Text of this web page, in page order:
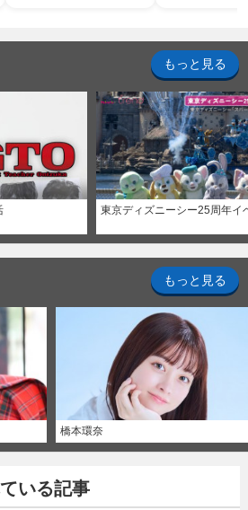
もっと見る
東京ディズニーシー25周年イ
もっと見る
橋本環奈
いる記事